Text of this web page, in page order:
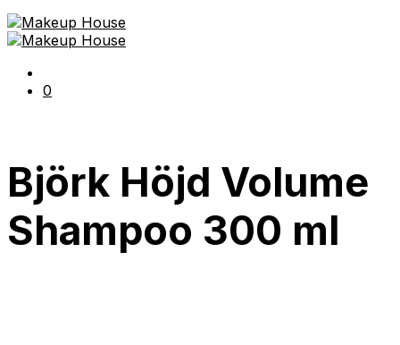
0
Björk Höjd Volume
Shampoo 300 ml